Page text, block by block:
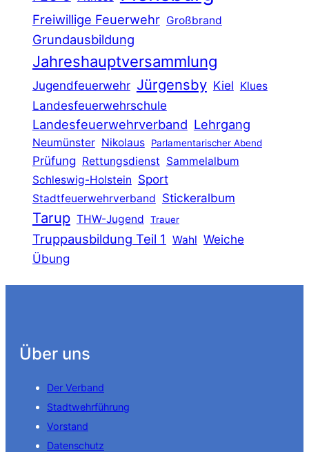
Freiwillige Feuerwehr Großbrand
Grundausbildung
Jahreshauptversammlung
Jugendfeuerwehr Jürgensby Kiel Klues
Landesfeuerwehrschule
Landesfeuerwehrverband Lehrgang
Neumünster Nikolaus Parlamentarischer Abend
Prüfung Rettungsdienst Sammelalbum
Schleswig-Holstein Sport
Stadtfeuerwehrverband Stickeralbum
Tarup THW-Jugend Trauer
Truppausbildung Teil 1 Wahl Weiche
Übung
Über uns
Der Verband
Stadtwehrführung
Vorstand
Datenschutz